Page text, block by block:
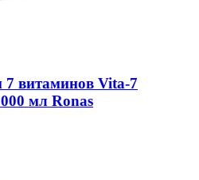
витаминов Vita-7
мл Ronas